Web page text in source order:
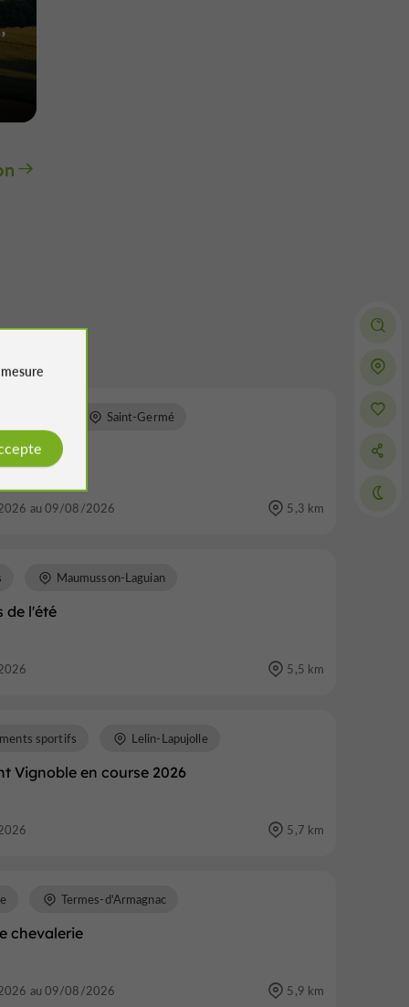
Saint-Germé
au 09/08/2026 5,3 km
de l'été
Maumusson-Laguian
5,5 km
Vignoble en course 2026
sportifs Lelin-Lapujolle
5,7 km
chevalerie
Termes-d'Armagnac
au 09/08/2026 5,9 km
mesure